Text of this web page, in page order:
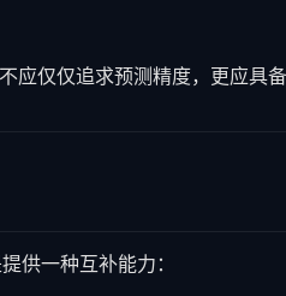
应仅仅追求预测精度，更应具
供一种互补能力：